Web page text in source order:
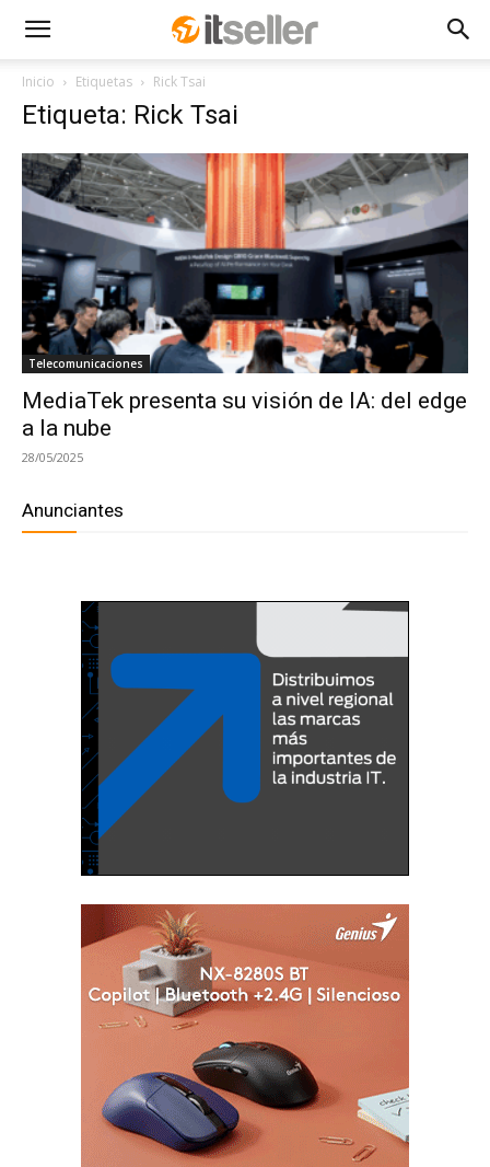
Inicio Etiquetas Rick Tsai
Etiqueta: Rick Tsai
Telecomunicaciones
MediaTek presenta su visión de IA: del edge
a la nube
28/05/2025
Anunciantes